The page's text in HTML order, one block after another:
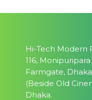
Hi-Tech Modern
116,
Farmgate,
(Beside Old
Dhaka.